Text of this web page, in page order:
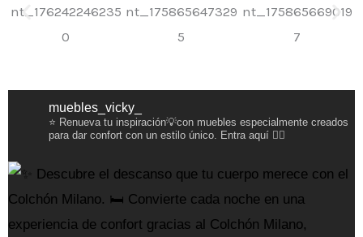
muebles_vicky_
⭐️ Renueva tu inspiración💡con muebles especialmente creados
para dar confort con un estilo único. Entra aquí 👇🏻